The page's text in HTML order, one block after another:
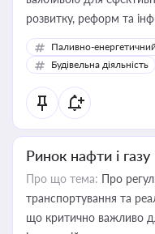
розвитку, реформ та
Паливно-
Будівельна діяльність
Ринок нафти і газу
Про що тема: Про
транспортування та
що критично важливо